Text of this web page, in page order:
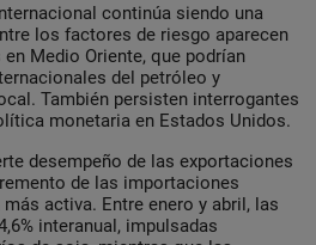
continúa siendo una
los factores de riesgo aparecen
Medio Oriente, que podrían
del petróleo y
También persisten interrogantes
monetaria en Estados Unidos.
desempeño de las exportaciones
de las importaciones
activa. Entre enero y abril, las
interanual, impulsadas